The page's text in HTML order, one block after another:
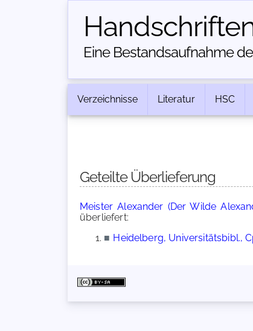
Eine Bestandsaufnahme
Verzeichnisse Literatur HSC
Geteilte Überlieferung
Meister Alexander (Der Wilde
überliefert:
■ Heidelberg, Universitätsbibl.,